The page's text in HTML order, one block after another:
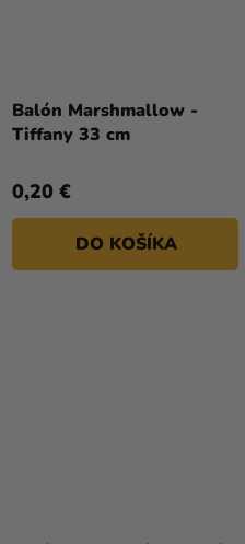
Balón Marshmallow -
Tiffany 33 cm
0,20 €
DO KOŠÍKA